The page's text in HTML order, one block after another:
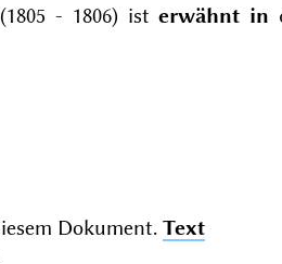
- 1806) isterwähnt in
Dokument. Text